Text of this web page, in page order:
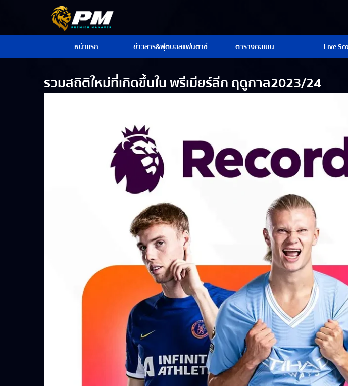
หน้าแรก ข่าวสาร&ฟุตบอลแฟนตาซี ตารางคะแนน Live
รวมสถิติใหม่ที่เกิดขึ้นใน พรีเมียร์ลีก ฤดูกาล2023/24